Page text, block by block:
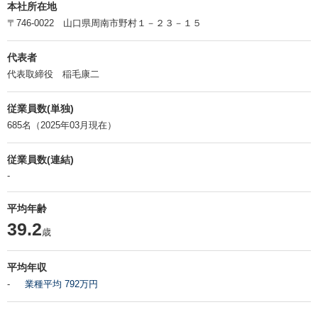
本社所在地
〒746-0022 山口県周南市野村１－２３－１５
代表者
代表取締役 稲毛康二
従業員数(単独)
685名（2025年03月現在）
従業員数(連結)
-
平均年齢
39.2歳
平均年収
- 業種平均 792万円